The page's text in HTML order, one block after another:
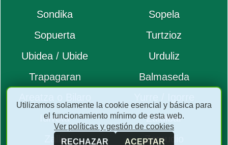
Sondika
Sopela
Sopuerta
Turtzioz
Ubidea / Ubide
Urduliz
Trapagaran
Balmaseda
Iurreta
Zaldibar
Zalla
Zamudio
Utilizamos solamente la cookie esencial y básica para
el funcionamiento mínimo de esta web.
Ver políticas y gestión de cookies
RECHAZAR
ACEPTAR